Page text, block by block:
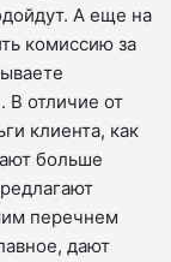
А еще на
комиссию за
В отличие от
клиента, как
больше
перечнем
дают